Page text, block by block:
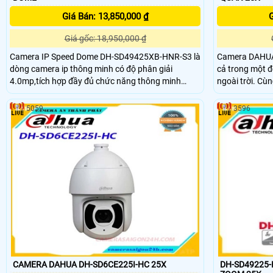
Giá Bán: 13,850,000 ₫
Giá gốc: 18,950,000 ₫
Camera IP Speed Dome DH-SD49425XB-HNR-S3 là
dòng camera ip thông minh có độ phân giải
4.0mp,tích hợp đầy đủ chức năng thông minh
Công nghệ Startlight với độ nhạy sáng cực thấp
0.005Lux/F1. 6 (ảnh màu), và 0Lux/F1
Camera
cả trong một
ngoài trời. Cùng với công nghệ chiếu sáng hồng
ngoại và
trường tối, thiếu ánh
Light cung
sắc sống
CAMERA DAHUA DH-SD6CE225I-HC 25X
5059
DH-SD49225-
3596